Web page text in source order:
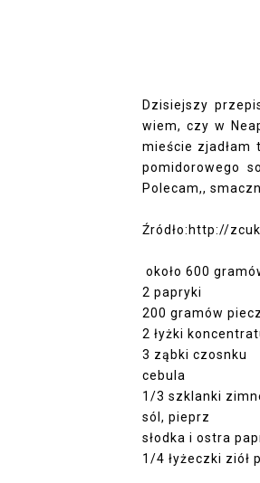
Dzisiejszy
wiem, czy w
mieście zjadłam
pomidorowego
Polecam,,
Źródło:http://
około 600
2 papryki
200 gramów
2 łyżki
3 ząbki czosnku
cebula
1/3 szklanki
sól, pieprz
słodka i ostra
1/4 łyżeczki ziół